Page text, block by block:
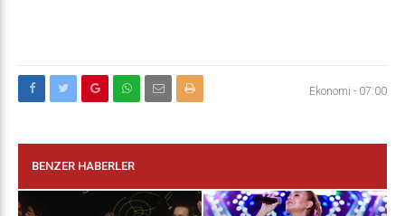
Ekonomi - 07:00
BENZER HABERLER